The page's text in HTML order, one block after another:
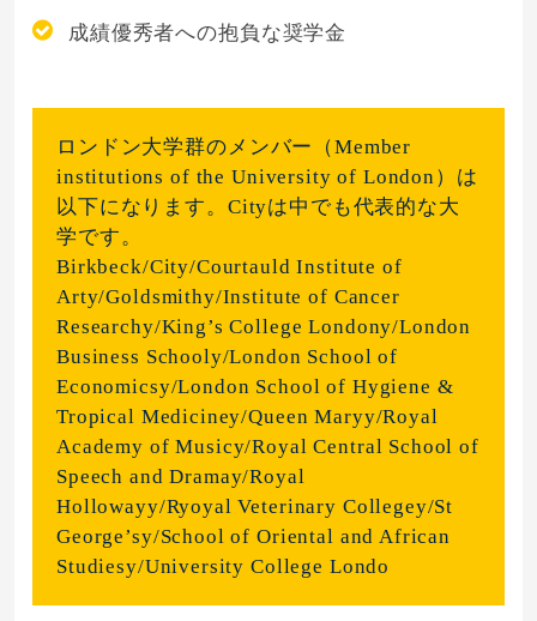
成績優秀者への抱負な奨学金
ロンドン大学群のメンバー（Member
institutions of the University of London）は
以下になります。Cityは中でも代表的な大
学です。
Birkbeck/City/Courtauld Institute of
Arty/Goldsmithy/Institute of Cancer
Researchy/King’s College Londony/London
Business Schooly/London School of
Economicsy/London School of Hygiene &
Tropical Mediciney/Queen Maryy/Royal
Academy of Musicy/Royal Central School of
Speech and Dramay/Royal
Hollowayy/Ryoyal Veterinary Collegey/St
George’sy/School of Oriental and African
Studiesy/University College Londo